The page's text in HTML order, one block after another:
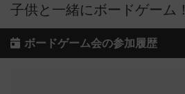
子供と一緒にボードゲーム！
ボードゲーム会の参加履歴